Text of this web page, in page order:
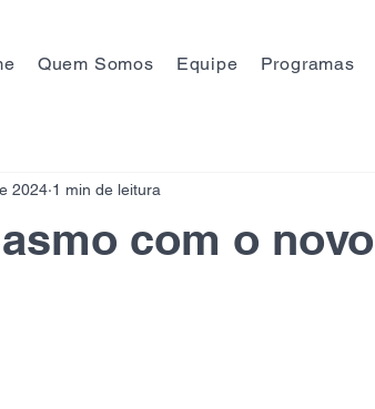
Quem Somos Equipe Programas
com o novo
2024 1 min de leitura